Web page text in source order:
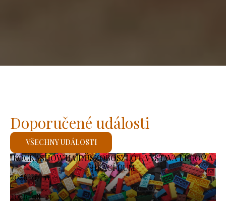
KOCKASHOW HAJDÚSZOBOSZLÓ – VÝSTAVA LEGO® A
HRACÍ DŮM
2026-07-11
-
2026-08-23
Doporučené události
VŠECHNY UDÁLOSTI